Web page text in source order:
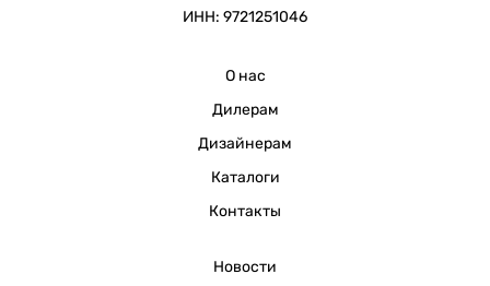
ИНН: 9721251046
О нас
Дилерам
Дизайнерам
Каталоги
Контакты
Новости